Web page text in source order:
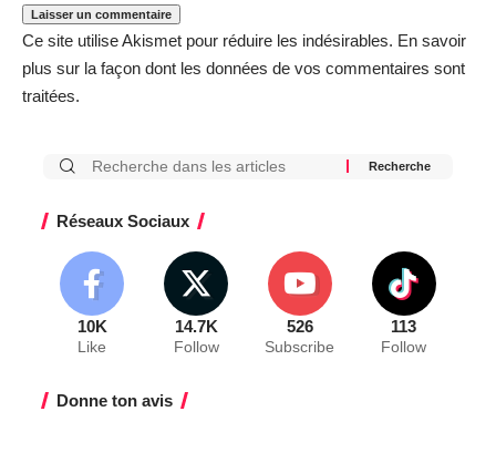
Ce site utilise Akismet pour réduire les indésirables. En savoir
plus sur la façon dont les données de vos commentaires sont
traitées.
Réseaux Sociaux
10K
Like
14.7K
Follow
526
Subscribe
113
Follow
Donne ton avis